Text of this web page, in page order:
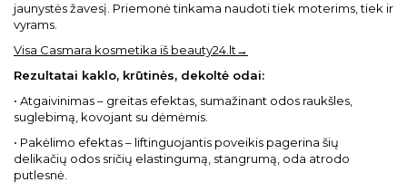
jaunystės žavesį. Priemonė tinkama naudoti tiek moterims, tiek ir
vyrams.
Visa Casmara kosmetika iš beauty24.lt→
Rezultatai kaklo, krūtinės, dekoltė odai:
• Atgaivinimas – greitas efektas, sumažinant odos raukšles,
suglebimą, kovojant su dėmėmis.
• Pakėlimo efektas – liftinguojantis poveikis pagerina šių
delikačių odos sričių elastingumą, stangrumą, oda atrodo
putlesnė.